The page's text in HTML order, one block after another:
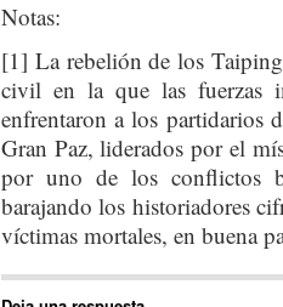
Notas:
[1] La rebelión de los
civil en la que las fuerzas
enfrentaron a los partidarios
Gran Paz, liderados por el
por uno de los conflictos
barajando los historiadores
víctimas mortales, en buena